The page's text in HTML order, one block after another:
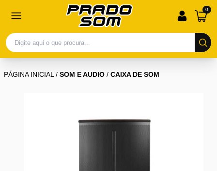
0
PÁGINA INICIAL/ SOM E AUDIO / CAIXA DE SOM